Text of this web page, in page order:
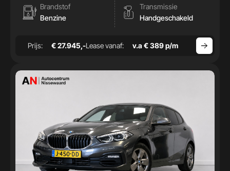
Brandstof
Benzine
Transmissie
Handgeschakeld
Prijs: € 27.945,-Lease vanaf: v.a € 389 p/m